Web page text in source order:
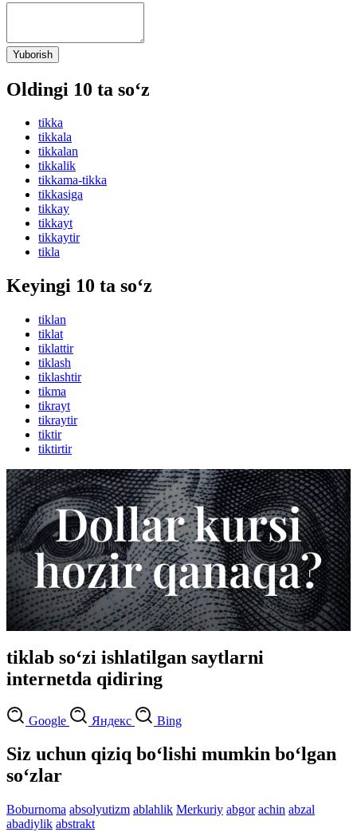
Yuborish
Oldingi 10 ta so‘z
tikka
tikkala
tikkalan
tikkalik
tikkama-tikka
tikkasiga
tikkay
tikkayt
tikkaytir
tikla
Keyingi 10 ta so‘z
tiklan
tiklat
tiklattir
tiklash
tiklashtir
tikma
tikrayt
tikraytir
tiktir
tiktirtir
tiklab so‘zi ishlatilgan saytlarni
internetda qidiring
Google Яндекс Bing
Siz uchun qiziq bo‘lishi mumkin bo‘lgan
so‘zlar
Boburnoma absolyutizm ablahlik Merkuriy abgor achin abzal
abadiylik abstrakt